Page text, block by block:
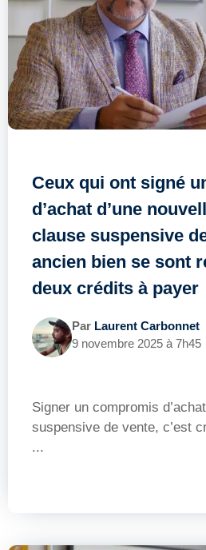
Ceux qui ont signé
d’achat d’une
clause suspensive
ancien bien se sont
deux crédits à payer
Par Laurent Carbonnet
9 novembre 2025 à 7h45
Signer un compromis
suspensive de vente, c’est
...